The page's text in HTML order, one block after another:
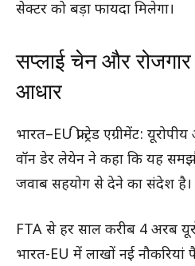
सेक्टर को बड़ा फायदा मिलेगा।
सप्लाई चेन और रोजगार
आधार
भारत–EU फ्री ट्रेड एग्रीमेंट:
वॉन डेर लेयेन ने कहा कि यह
जवाब सहयोग से देने का संदेश है।
FTA से हर साल करीब 4 अरब
भारत-EU में लाखों नई नौकरियां